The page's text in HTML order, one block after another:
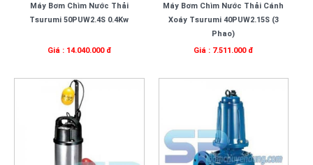
Máy Bơm Chìm Nước Thải
Tsurumi 50PUW2.4S 0.4Kw
Giá : 14.040.000 đ
Máy Bơm Chìm Nước Thải Cánh
Xoáy Tsurumi 40PUW2.15S (3
Phao)
Giá : 7.511.000 đ